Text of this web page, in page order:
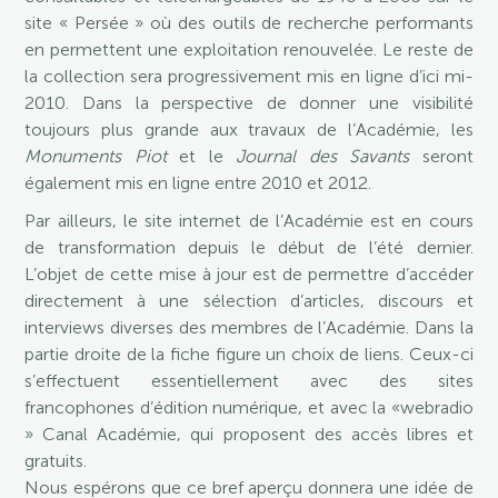
site « Persée » où des outils de recherche performants
en permettent une exploitation renouvelée. Le reste de
la collection sera progressivement mis en ligne d’ici mi-
2010. Dans la perspective de donner une visibilité
toujours plus grande aux travaux de l’Académie, les
Monuments Piotet le Journal des Savantsseront
également mis en ligne entre 2010 et 2012.
Par ailleurs, le site internet de l’Académie est en cours
de transformation depuis le début de l’été dernier.
L’objet de cette mise à jour est de permettre d’accéder
directement à une sélection d’articles, discours et
interviews diverses des membres de l’Académie. Dans la
partie droite de la fiche figure un choix de liens. Ceux-ci
s’effectuent essentiellement avec des sites
francophones d’édition numérique, et avec la «webradio
» Canal Académie, qui proposent des accès libres et
gratuits.
Nous espérons que ce bref aperçu donnera une idée de